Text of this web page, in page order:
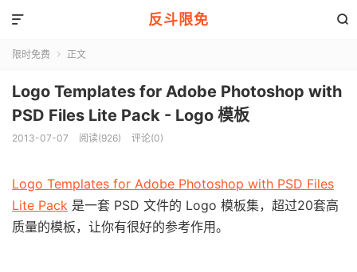
反斗限免 

限时免费  正文
Logo Templates for Adobe Photoshop with
PSD Files Lite Pack - Logo 模板
2013-07-07 阅读(926) 评论(0)
Logo Templates for Adobe Photoshop with PSD Files
Lite Pack 是一套 PSD 文件的 Logo 模板集，超过20套高
质量的模板，让你有很好的参考作用。